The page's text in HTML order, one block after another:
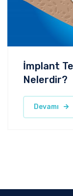
İmplant
Nelerdir?
Devamı